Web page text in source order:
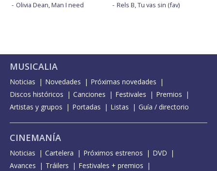
Olivia Dean, Man I need Rels B, Tu vas sin (fav)
MUSICALIA
Noticias Novedades
Próximas novedades
Discos históricos
Canciones Festivales
Premios
Artistas y grupos
Portadas Listas Guía / directorio
CINEMANÍA
Noticias Cartelera Próximos estrenos
DVD
Avances
Tráilers
Festivales + premios